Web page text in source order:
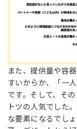
また、提供量や容
すいからか、「一
です。そして、そ
トツの人気でした
な要素になるでし